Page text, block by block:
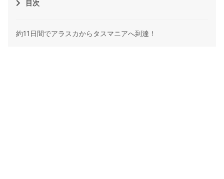
目次
約11日間でアラスカからタスマニアへ到達！